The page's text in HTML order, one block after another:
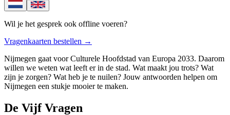
Wil je het gesprek ook offline voeren?
Vragenkaarten bestellen →
Nijmegen gaat voor Culturele Hoofdstad van Europa 2033. Daarom
willen we weten wat leeft er in de stad. Wat maakt jou trots? Wat
zijn je zorgen? Wat heb je te nuilen? Jouw antwoorden helpen om
Nijmegen een stukje mooier te maken.
De Vijf Vragen